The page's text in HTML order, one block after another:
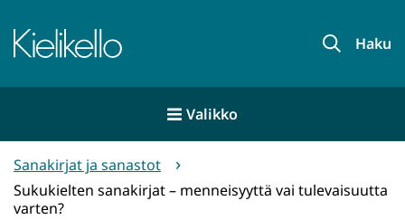
sisältöön
Etusivu Haku
Valikko
Sanakirjat ja sanastot
Sukukielten sanakirjat – menneisyyttä vai tulevaisuutta
varten?